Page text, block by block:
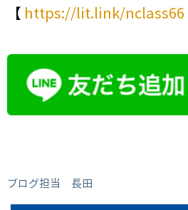
【 https://lit.link/nclass66
ブログ担当 長田